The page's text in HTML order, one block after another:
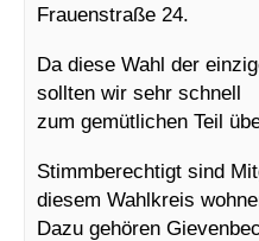
Frauenstraße 24.
Da diese Wahl der
sollten wir sehr schnell
zum gemütlichen Teil
Stimmberechtigt sind
diesem Wahlkreis
Dazu gehören